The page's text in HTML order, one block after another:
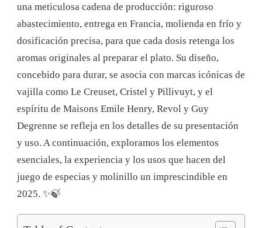
una meticulosa cadena de producción: riguroso
abastecimiento, entrega en Francia, molienda en frío y
dosificación precisa, para que cada dosis retenga los
aromas originales al preparar el plato. Su diseño,
concebido para durar, se asocia con marcas icónicas de
vajilla como Le Creuset, Cristel y Pillivuyt, y el
espíritu de Maisons Emile Henry, Revol y Guy
Degrenne se refleja en los detalles de su presentación
y uso. A continuación, exploramos los elementos
esenciales, la experiencia y los usos que hacen del
juego de especias y molinillo un imprescindible en
2025. ✨🍃